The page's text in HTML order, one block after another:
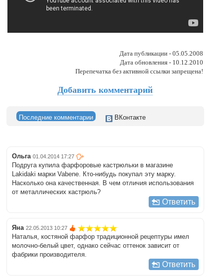
Дата публикации - 05.05.2008
Дата обновления - 10.12.2010
Перепечатка без активной ссылки запрещена!
Добавить комментарий
Последние комментарии ВКонтакте
Ольга 01.04.2014 17:27
Подруга купила фарфоровые кастрюльки в магазине
Lakidaki марки Vabene. Кто-нибудь покупал эту марку.
Насколько она качественная. В чем отличия использования
от металлических кастрюль?
Ответить
Яна 22.05.2013 10:27
Наталья, костяной фарфор традиционной рецептуры имел
молочно-белый цвет, однако сейчас оттенок зависит от
фабрики производителя.
Ответить